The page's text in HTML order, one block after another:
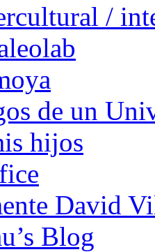
/
de un
hijos
David
Blog